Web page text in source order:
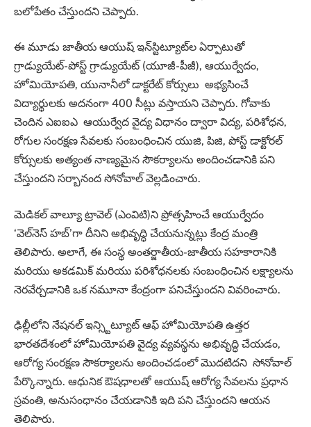
బలోపేతం చేస్తుందని చెప్పారు.
ఈ మూడు జాతీయ ఆయుష్‌ ఇన్‌స్టిట్యూట్‌ల ఏర్పాటుతో
గ్రాడ్యుయేట్‌-పోస్ట్‌ గ్రాడ్యుయేట్‌ (యూజీ-పీజీ), ఆయుర్వేదం,
హోమియోపతి, యునానీలో డాక్టరేట్‌ కోర్సులు అభ్యసించే
విద్యార్థులకు అదనంగా 400 సీట్లు వస్తాయని చెప్పారు. గోవాకు
చెందిన ఎఐఐఎ ఆయుర్వేద వైద్య విధానం ద్వారా విద్య, పరిశోధన,
రోగుల సంరక్షణ సేవలకు సంబంధించిన యుజి, పిజి, పోస్ట్ డాక్టోరల్
కోర్సులకు అత్యంత నాణ్యమైన సౌకర్యాలను అందించడానికి పని
చేస్తుందని సర్బానంద సోనోవాల్ వెల్లడించారు.
మెడికల్ వాల్యూ ట్రావెల్ (ఎంవిటి)ని ప్రోత్సహించే ఆయుర్వేదం
‘వెల్‌నెస్ హబ్’గా దీనిని అభివృద్ధి చేయనున్నట్లు కేంద్ర మంత్రి
తెలిపారు. అలాగే, ఈ సంస్థ అంతర్జాతీయ-జాతీయ సహకారానికి
మరియు అకడమిక్ మరియు పరిశోధనలకు సంబంధించిన లక్ష్యాలను
నెరవేర్చడానికి ఒక నమూనా కేంద్రంగా పనిచేస్తుందని వివరించారు.
ఢిల్లీలోని నేషనల్ ఇన్స్టిట్యూట్ ఆఫ్ హోమియోపతి ఉత్తర
భారతదేశంలో హోమియోపతి వైద్య వ్యవస్థను అభివృద్ధి చేయడం,
ఆరోగ్య సంరక్షణ సౌకర్యాలను అందించడంలో మొదటిదని సోనోవాల్
పేర్కొన్నారు. ఆధునిక ఔషధాలతో ఆయుష్ ఆరోగ్య సేవలను ప్రధాన
స్రవంతి, అనుసంధానం చేయడానికి ఇది పని చేస్తుందని ఆయన
తెలిపారు.